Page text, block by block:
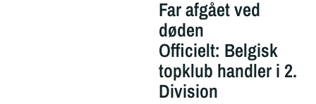
Far afgået ved
døden
Officielt: Belgisk
topklub handler i 2.
Division